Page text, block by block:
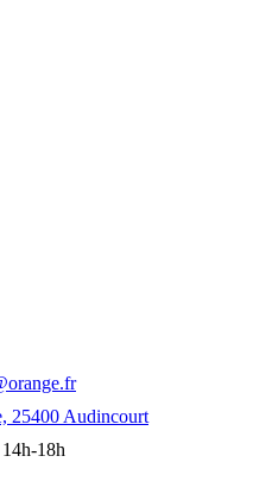
25400 Audincourt
18h